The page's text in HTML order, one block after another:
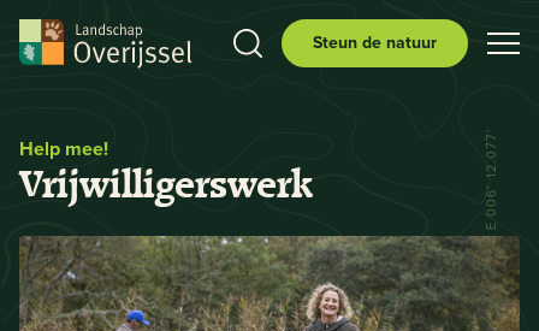
Steun de natuur
Help mee!
Vrijwilligerswerk N 52° 29.556' E 006° 12.077'